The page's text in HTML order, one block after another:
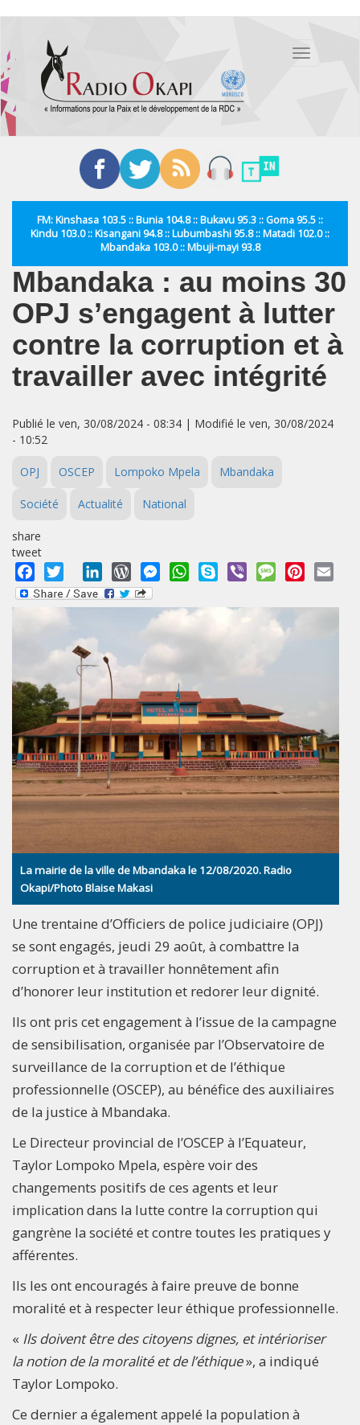
contenu
principal
Toggle
FM: Kinshasa 103.5 :: Bunia 104.8 :: Bukavu 95.3 :: Goma 95.5 ::
Kindu 103.0 :: Kisangani 94.8 :: Lubumbashi 95.8 :: Matadi 102.0 ::
Mbandaka 103.0 :: Mbuji-mayi 93.8
Mbandaka : au moins 30
OPJ s’engagent à lutter
contre la corruption et à
travailler avec intégrité
Publié le ven, 30/08/2024 - 08:34 | Modifié le ven, 30/08/2024
- 10:52
OPJ OSCEP Lompoko Mpela Mbandaka
Société Actualité National
share
tweet
Facebook
Twitter LinkedInWordPressMessengerWhatsApp
Skype Viber MessagePinterest
La mairie de la ville de Mbandaka le 12/08/2020. Radio
Okapi/Photo Blaise Makasi
Une trentaine d’Officiers de police judiciaire (OPJ)
se sont engagés, jeudi 29 août, à combattre la
corruption et à travailler honnêtement afin
d’honorer leur institution et redorer leur dignité.
Ils ont pris cet engagement à l’issue de la campagne
de sensibilisation, organisée par l’Observatoire de
surveillance de la corruption et de l’éthique
professionnelle (OSCEP), au bénéfice des auxiliaires
de la justice à Mbandaka.
Le Directeur provincial de l’OSCEP à l’Equateur,
Taylor Lompoko Mpela, espère voir des
changements positifs de ces agents et leur
implication dans la lutte contre la corruption qui
gangrène la société et contre toutes les pratiques y
afférentes.
Ils les ont encouragés à faire preuve de bonne
moralité et à respecter leur éthique professionnelle.
« Ils doivent être des citoyens dignes, et intérioriser
la notion de la moralité et de l’éthique», a indiqué
Taylor Lompoko.
Ce dernier a également appelé la population à